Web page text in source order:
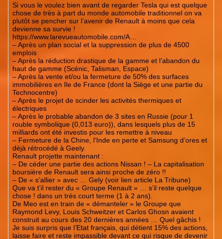
Si vous le voulez bien avant de regarder Tesla qui est quelque
chose de très à part du monde automobile traditionnel on va
plutôt se pencher sur l’avenir de Renault à moins que cela
devienne sa survie !
https://www.larevueautomobile.com/A
– Après un plan social et la suppression de plus de 4500
emplois
– Après la réduction drastique de la gamme et l’abandon du
haut de gamme (Scénic, Talisman, Espace)
– Après la vente et/ou la fermeture de 50% des surfaces
immobilières en Ile de France (dont la Siège et une partie du
Technocentre)
– Après le projet de scinder les activités thermiques et
électriques
– Après le probable abandon de 3 sites en Russie (pour 1
rouble symbolique (0,013 euro)), dans lesquels plus de 15
milliards ont été investis pour les remettre à niveau
– Fermeture de la Chine, l’Inde en perte et Samsung d’ores et
déjà rétrocédé à Geely.
Renault projette maintenant :
– De céder une partie des actions Nissan ! – La capitalisation
boursière de Renault sera ainsi proche de zéro !!
– De « s’allier » avec … Gely (voir lien article La Tribune)
Que va t’il rester du « Groupe Renault » … s’il reste quelque
chose ! dans un très court terme (1 à 2 ans).
De Meo est en train de « démanteler » le Groupe que
Raymond Levy, Louis Schweitzer et Carlos Ghosn avaient
construit au cours des 20 dernières années … Quel gâchis !
Je suis surpris que l’Etat français, qui détient 15% des actions,
laisse faire et reste impassible devant ce qui risque de devenir